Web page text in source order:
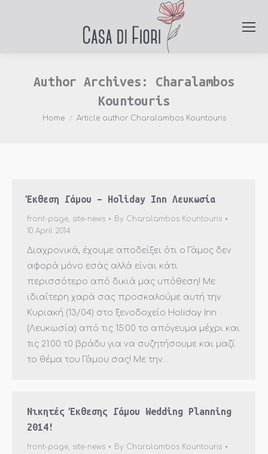
Author Archives: Charalambos
Kountouris
You are here:
Home Article author Charalambos Kountouris
Έκθεση Γάμου – Holiday Inn Λευκωσία
front-page, site-news By Charalambos Kountouris
10 April 2014
Διαχρονικά, έχουμε αποδείξει ότι ο Γάμος δεν
αφορά μόνο εσάς αλλά είναι κάτι
περισσότερο από δικιά μας υπόθεση! Με
ιδιαίτερη χαρά σας προσκαλούμε αυτή την
Κυριακή (13/04) στο ξενοδοχείο Holiday Inn
(Λευκωσία) από τις 15:00 το απόγευμα μέχρι και
τις 21:00 τ0 βράδυ για να συζητήσουμε και μαζί
το θέμα του Γάμου σας! Με την…
Νικητές Έκθεσης Γάμου Wedding Planning
2014!
front-page, site-news By Charalambos Kountouris